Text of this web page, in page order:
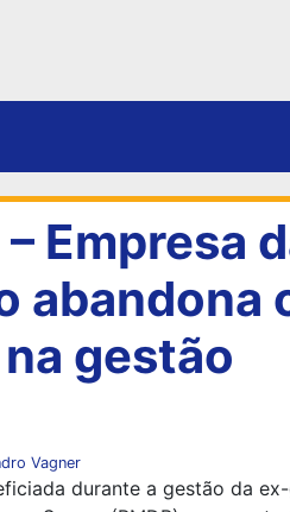
Empresa
abandona
gestão
Vagner
durante a gestão da